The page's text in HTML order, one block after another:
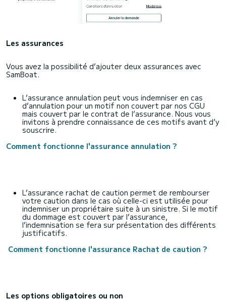
Les assurances
Vous avez la possibilité d’ajouter deux assurances avec
SamBoat.
L’assurance annulation peut vous indemniser en cas
d’annulation pour un motif non couvert par nos CGU
mais couvert par le contrat de l’assurance. Nous vous
invitons à prendre connaissance de ces motifs avant d’y
souscrire.
Comment fonctionne l'assurance annulation ?
L’assurance rachat de caution permet de rembourser
votre caution dans le cas où celle-ci est utilisée pour
indemniser un propriétaire suite à un sinistre. Si le motif
du dommage est couvert par l’assurance,
l’indemnisation se fera sur présentation des différents
justificatifs.
Comment fonctionne l'assurance Rachat de caution ?
Les options obligatoires ou non